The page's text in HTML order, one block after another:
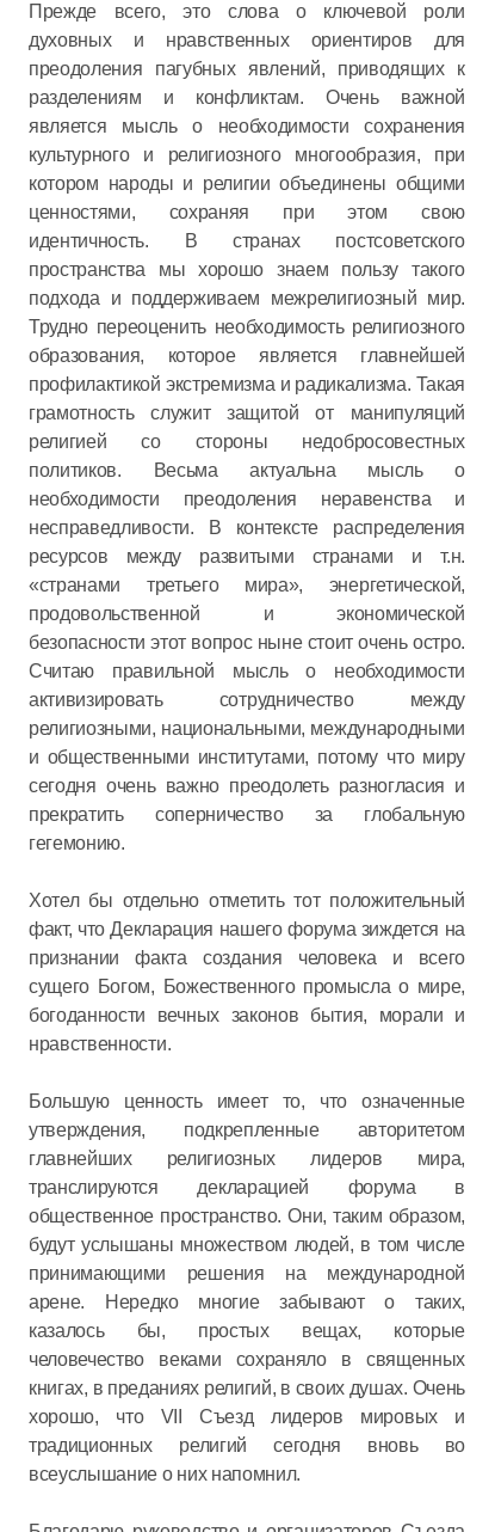
Прежде всего, это слова о ключевой роли
духовных и нравственных ориентиров для
преодоления пагубных явлений, приводящих к
разделениям и конфликтам. Очень важной
является мысль о необходимости сохранения
культурного и религиозного многообразия, при
котором народы и религии объединены общими
ценностями, сохраняя при этом свою
идентичность. В странах постсоветского
пространства мы хорошо знаем пользу такого
подхода и поддерживаем межрелигиозный мир.
Трудно переоценить необходимость религиозного
образования, которое является главнейшей
профилактикой экстремизма и радикализма. Такая
грамотность служит защитой от манипуляций
религией со стороны недобросовестных
политиков. Весьма актуальна мысль о
необходимости преодоления неравенства и
несправедливости. В контексте распределения
ресурсов между развитыми странами и т.н.
«странами третьего мира», энергетической,
продовольственной и экономической
безопасности этот вопрос ныне стоит очень остро.
Считаю правильной мысль о необходимости
активизировать сотрудничество между
религиозными, национальными, международными
и общественными институтами, потому что миру
сегодня очень важно преодолеть разногласия и
прекратить соперничество за глобальную
гегемонию.
Хотел бы отдельно отметить тот положительный
факт, что Декларация нашего форума зиждется на
признании факта создания человека и всего
сущего Богом, Божественного промысла о мире,
богоданности вечных законов бытия, морали и
нравственности.
Большую ценность имеет то, что означенные
утверждения, подкрепленные авторитетом
главнейших религиозных лидеров мира,
транслируются декларацией форума в
общественное пространство. Они, таким образом,
будут услышаны множеством людей, в том числе
принимающими решения на международной
арене. Нередко многие забывают о таких,
казалось бы, простых вещах, которые
человечество веками сохраняло в священных
книгах, в преданиях религий, в своих душах. Очень
хорошо, что VII Съезд лидеров мировых и
традиционных религий сегодня вновь во
всеуслышание о них напомнил.